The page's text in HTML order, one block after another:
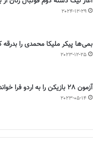
2024-12-29
بمی‌ها پیکر ملیکا محمدی را بدرقه
2023-12-25
آزمون 28 بازیکن را به اردو فرا خواند
2023-05-14